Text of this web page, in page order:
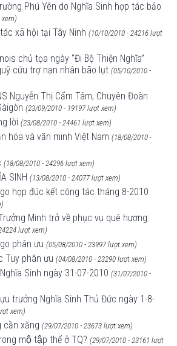
Phú Yên do Nghĩa Sinh hợp tác bảo
xã hội tại Tây Ninh (10/10/2010 - 24216 lượt
chủ tọa ngày “Đi Bộ Thiện Nghĩa”
cứu trợ nạn nhân bão lụt (05/10/2010 -
Nguyễn Thị Cẩm Tâm, Chuyên Đoàn
(23/09/2010 - 19197 lượt xem)
lời (23/08/2010 - 24461 lượt xem)
hóa và văn minh Việt Nam (18/08/2010 -
(18/08/2010 - 24296 lượt xem)
SINH (13/08/2010 - 24077 lượt xem)
họp đúc kết công tác tháng 8-2010
Minh trở về phục vụ quê hương:
lượt xem)
phân ưu (05/08/2010 - 23997 lượt xem)
Tuy phân ưu (04/08/2010 - 23290 lượt xem)
Sinh ngày 31-07-2010 (31/07/2010 -
trưởng Nghĩa Sinh Thủ Đức ngày 1-8-
xem)
cần xăng (29/07/2010 - 23673 lượt xem)
mộ tập thể ở TQ? (29/07/2010 - 23161 lượt